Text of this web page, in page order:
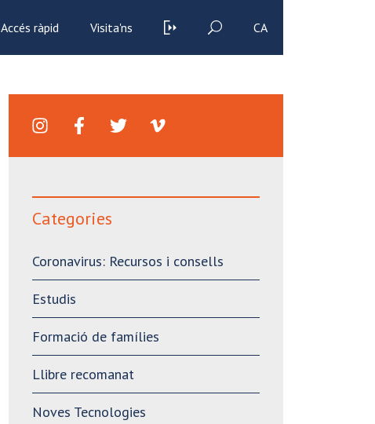
Accés ràpid Visita'ns CA
Categories
Coronavirus: Recursos i consells
Estudis
Formació de famílies
Llibre recomanat
Noves Tecnologies